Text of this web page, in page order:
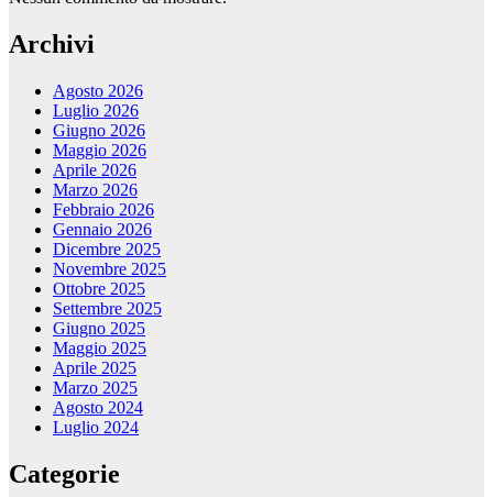
Archivi
Agosto 2026
Luglio 2026
Giugno 2026
Maggio 2026
Aprile 2026
Marzo 2026
Febbraio 2026
Gennaio 2026
Dicembre 2025
Novembre 2025
Ottobre 2025
Settembre 2025
Giugno 2025
Maggio 2025
Aprile 2025
Marzo 2025
Agosto 2024
Luglio 2024
Categorie